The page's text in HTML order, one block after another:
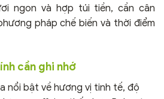
ngon và hợp túi tiền, cần cân
pháp chế biến và thời điểm
cần ghi nhớ
nổi bật về hương vị tinh tế, độ